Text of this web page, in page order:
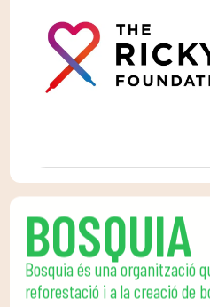
BOSQUIA
Bosquia és una organització
reforestació i a la creació de